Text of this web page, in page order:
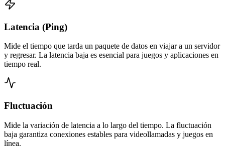
Latencia (Ping)
Mide el tiempo que tarda un paquete de datos en viajar a un servidor
y regresar. La latencia baja es esencial para juegos y aplicaciones en
tiempo real.
Fluctuación
Mide la variación de latencia a lo largo del tiempo. La fluctuación
baja garantiza conexiones estables para videollamadas y juegos en
línea.